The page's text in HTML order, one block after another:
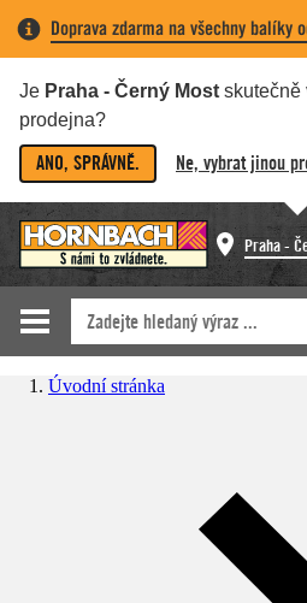
Doprava zdarma na všechny balíky
Je Praha - Černý Most skutečně
prodejna?
ANO, SPRÁVNĚ. Ne, vybrat jinou
Praha -
Úvodní stránka